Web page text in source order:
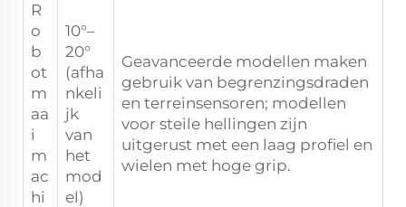
R
o
b
ot
m
aa
i
m
ac
hi
10°–
20°
(afha
nkeli
jk
van
het
mod
el)
Geavanceerde modellen maken
gebruik van begrenzingsdraden
en terreinsensoren; modellen
voor steile hellingen zijn
uitgerust met een laag profiel en
wielen met hoge grip.